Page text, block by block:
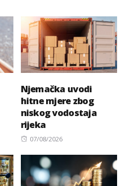
Njemačka uvodi
hitne mjere zbog
niskog vodostaja
rijeka
Posted
07/08/2026